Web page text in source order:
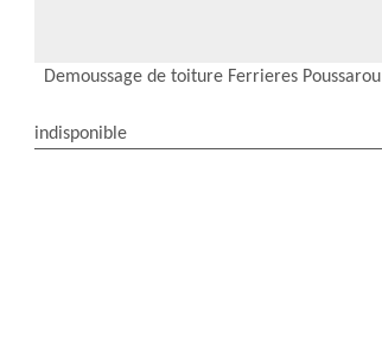
Demoussage de toiture Ferrieres Poussarou
indisponible